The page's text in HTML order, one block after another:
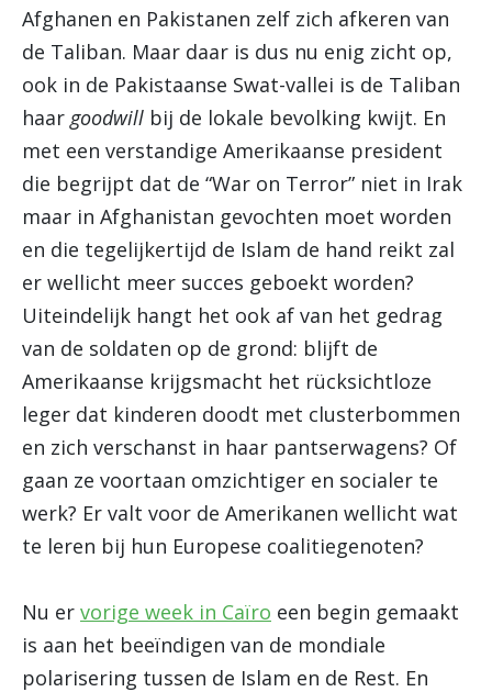
Afghanen en Pakistanen zelf zich afkeren van
de Taliban. Maar daar is dus nu enig zicht op,
ook in de Pakistaanse Swat-vallei is de Taliban
haar goodwill bij de lokale bevolking kwijt. En
met een verstandige Amerikaanse president
die begrijpt dat de “War on Terror” niet in Irak
maar in Afghanistan gevochten moet worden
en die tegelijkertijd de Islam de hand reikt zal
er wellicht meer succes geboekt worden?
Uiteindelijk hangt het ook af van het gedrag
van de soldaten op de grond: blijft de
Amerikaanse krijgsmacht het rücksichtloze
leger dat kinderen doodt met clusterbommen
en zich verschanst in haar pantserwagens? Of
gaan ze voortaan omzichtiger en socialer te
werk? Er valt voor de Amerikanen wellicht wat
te leren bij hun Europese coalitiegenoten?
Nu er vorige week in Caïro een begin gemaakt
is aan het beeïndigen van de mondiale
polarisering tussen de Islam en de Rest. En